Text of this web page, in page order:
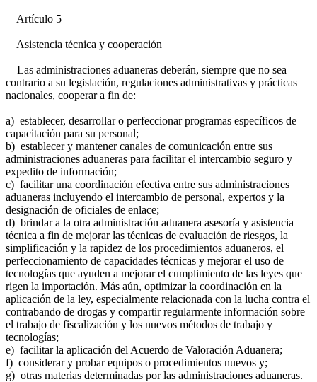
Artículo 5
Asistencia técnica y cooperación
Las administraciones aduaneras deberán, siempre que no sea
contrario a su legislación, regulaciones administrativas y prácticas
nacionales, cooperar a fin de:
a) establecer, desarrollar o perfeccionar programas específicos de
capacitación para su personal;
b) establecer y mantener canales de comunicación entre sus
administraciones aduaneras para facilitar el intercambio seguro y
expedito de información;
c) facilitar una coordinación efectiva entre sus administraciones
aduaneras incluyendo el intercambio de personal, expertos y la
designación de oficiales de enlace;
d) brindar a la otra administración aduanera asesoría y asistencia
técnica a fin de mejorar las técnicas de evaluación de riesgos, la
simplificación y la rapidez de los procedimientos aduaneros, el
perfeccionamiento de capacidades técnicas y mejorar el uso de
tecnologías que ayuden a mejorar el cumplimiento de las leyes que
rigen la importación. Más aún, optimizar la coordinación en la
aplicación de la ley, especialmente relacionada con la lucha contra el
contrabando de drogas y compartir regularmente información sobre
el trabajo de fiscalización y los nuevos métodos de trabajo y
tecnologías;
e) facilitar la aplicación del Acuerdo de Valoración Aduanera;
f) considerar y probar equipos o procedimientos nuevos y;
g) otras materias determinadas por las administraciones aduaneras.